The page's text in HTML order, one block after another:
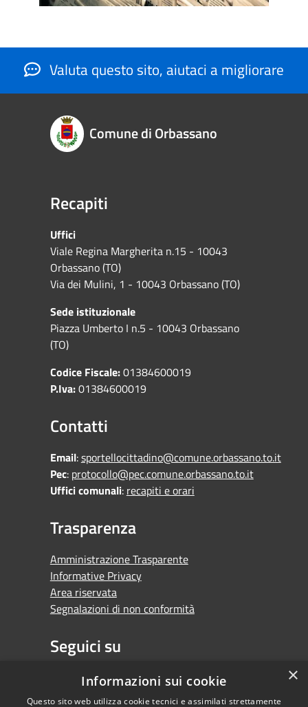
Valuta questo sito, aiutaci a migliorare
Comune di Orbassano
Recapiti
Uffici
Viale Regina Margherita n.15 - 10043
Orbassano (TO)
Via dei Mulini, 1 - 10043 Orbassano (TO)
Sede istituzionale
Piazza Umberto I n.5 - 10043 Orbassano
(TO)
Codice Fiscale:01384600019
P.Iva:01384600019
Contatti
Email:sportellocittadino@comune.orbassano.to.it
Pec: protocollo@pec.comune.orbassano.to.it
Uffici comunali: recapiti e orari
Trasparenza
Amministrazione Trasparente
Informative Privacy
Area riservata
Segnalazioni di non conformità
Seguici su
FacebookYoutubeWhatsapp ×
Informazioni sui cookie
Questo sito web utilizza cookie tecnici e assimilati strettamente